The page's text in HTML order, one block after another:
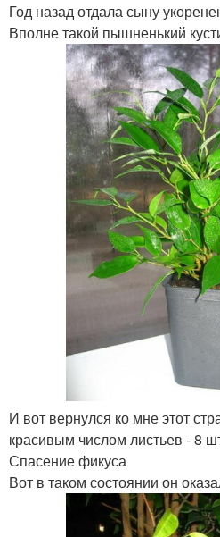
Год назад отдала сыну
Вполне такой пышненький
И вот вернулся ко мне этот
красивым числом листьев - 8
Спасение фикуса
Вот в таком состоянии он